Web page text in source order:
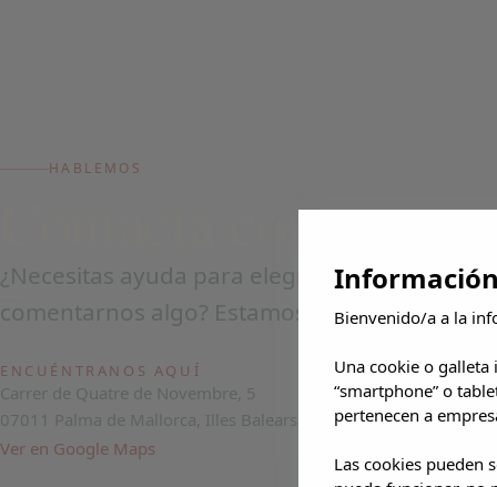
HABLEMOS
Contacta con
¿Necesitas ayuda para elegir hotel o quieres
comentarnos algo? Estamos al otro lado.
ENCUÉNTRANOS AQUÍ
Carrer de Quatre de Novembre, 5
07011 Palma de Mallorca, Illes Balears
Ver en Google Maps
Bienvenido/a a la
Una cookie o
“smartphone” o
pertenecen a
Las cookies pueden